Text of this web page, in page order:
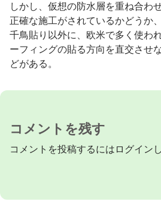
しかし、仮想の防水層を重ね合わ
正確な施工がされているかどうか
千鳥貼り以外に、欧米で多く使わ
ーフィングの貼る方向を直交させ
どがある。
コメントを残す
コメントを投稿するには ログイン